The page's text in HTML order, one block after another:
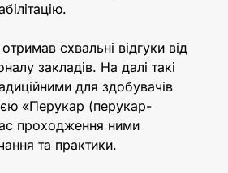
схвальні відгуки від
закладів. На далі такі
для здобувачів
«Перукар (перукар-
проходження ними
та практики.